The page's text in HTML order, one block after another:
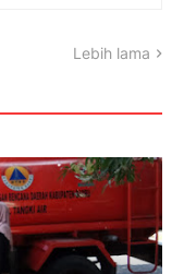
Lebih lama